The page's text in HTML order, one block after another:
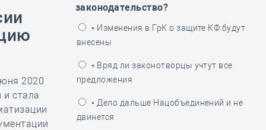
пограничника
2020
и стала
законодательство?
• Изменения в ГрК о защите КФ будут
внесены
• Вряд ли законотворцы учтут все
предложения
• Дело дальше Нацобъединений и не
двинется